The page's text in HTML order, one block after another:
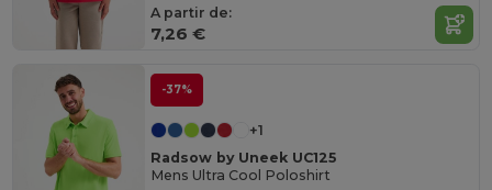
A partir de:
7,26 €
-37%
+1
Radsow by Uneek UC125
Mens Ultra Cool Poloshirt